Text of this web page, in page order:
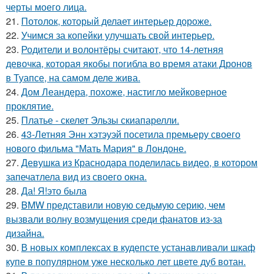
черты моего лица.
21. Потолок, который делает интерьер дороже.
22. Учимся за копейки улучшать свой интерьер.
23. Родители и волонтёры считают, что 14-летняя
девочка, которая якобы погибла во время атаки Дронов
в Туапсе, на самом деле жива.
24. Дом Леандера, похоже, настигло мейковерное
проклятие.
25. Платье - скелет Эльзы скиапарелли.
26. 43-Летняя Энн хэтэуэй посетила премьеру своего
нового фильма "Мать Мария" в Лондоне.
27. Девушка из Краснодара поделилась видео, в котором
запечатлела вид из своего окна.
28. Да! Я!это была
29. BMW представили новую седьмую серию, чем
вызвали волну возмущения среди фанатов из-за
дизайна.
30. В новых комплексах в кудепсте устанавливали шкаф
купе в популярном уже несколько лет цвете дуб вотан.